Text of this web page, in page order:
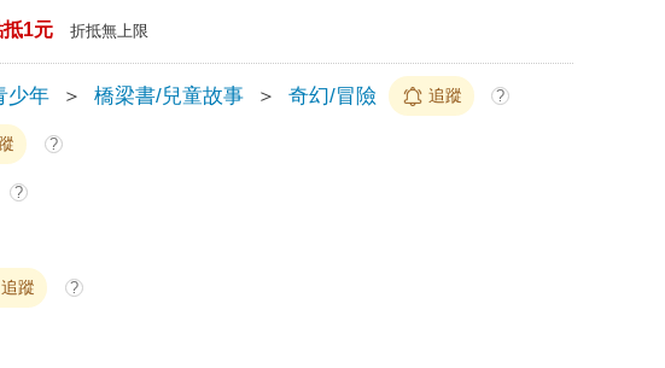
1元 折抵無上限
少年 ＞ 橋梁書/兒童故事 ＞ 奇幻/冒險 追蹤 ?
?
?
追蹤 ?